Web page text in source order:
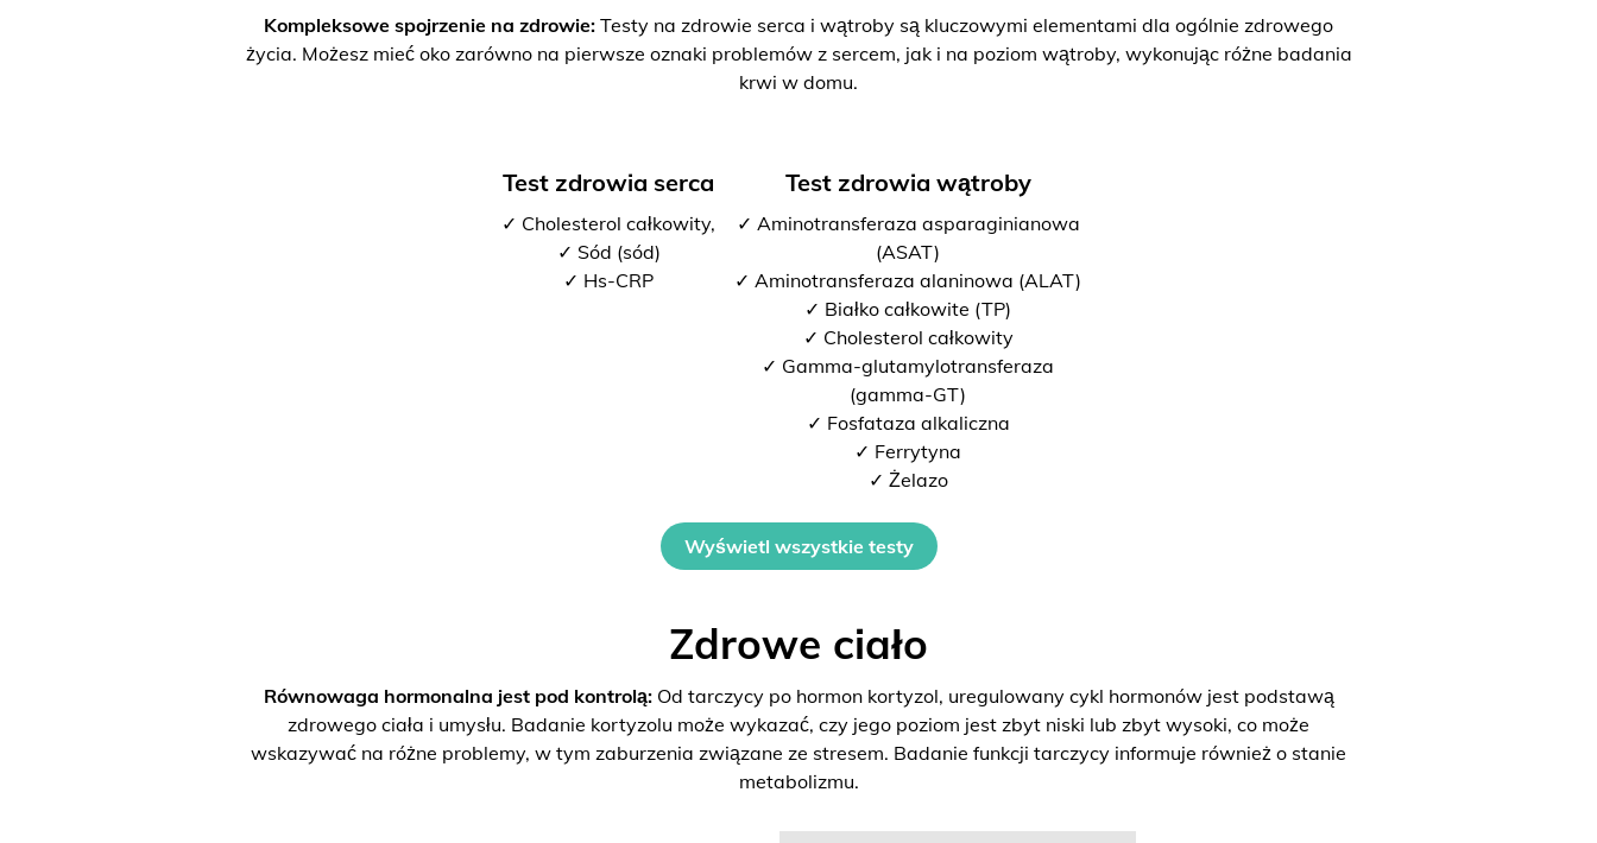
Kompleksowe spojrzenie na zdrowie: Testy na zdrowie serca i wątroby są kluczowymi elementami dla ogólnie zdrowego
życia. Możesz mieć oko zarówno na pierwsze oznaki problemów z sercem, jak i na poziom wątroby, wykonując różne badania
krwi w domu.
Test zdrowia serca
✓ Cholesterol całkowity,
✓ Sód (sód)
✓ Hs-CRP
Test zdrowia wątroby
✓ Aminotransferaza asparaginianowa
(ASAT)
✓ Aminotransferaza alaninowa (ALAT)
✓ Białko całkowite (TP)
✓ Cholesterol całkowity
✓ Gamma-glutamylotransferaza
(gamma-GT)
✓ Fosfataza alkaliczna
✓ Ferrytyna
✓ Żelazo
Wyświetl wszystkie testy
Zdrowe ciało
Równowaga hormonalna jest pod kontrolą:Od tarczycy po hormon kortyzol, uregulowany cykl hormonów jest podstawą
zdrowego ciała i umysłu. Badanie kortyzolu może wykazać, czy jego poziom jest zbyt niski lub zbyt wysoki, co może
wskazywać na różne problemy, w tym zaburzenia związane ze stresem. Badanie funkcji tarczycy informuje również o stanie
metabolizmu.